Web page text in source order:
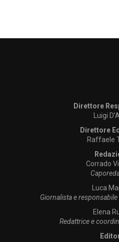
Direttore
Luigi
Direttore
Raffaele
Corrado
Luca
Giornalista e
Elena
Redattrice e